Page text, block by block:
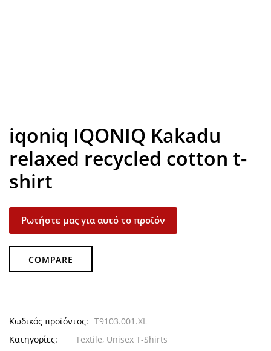
iqoniq IQONIQ Kakadu
relaxed recycled cotton t-
shirt
Ρωτήστε μας για αυτό το προϊόν
COMPARE
Κωδικός προϊόντος: T9103.001.XL
Κατηγορίες:
Textile, Unisex T-Shirts